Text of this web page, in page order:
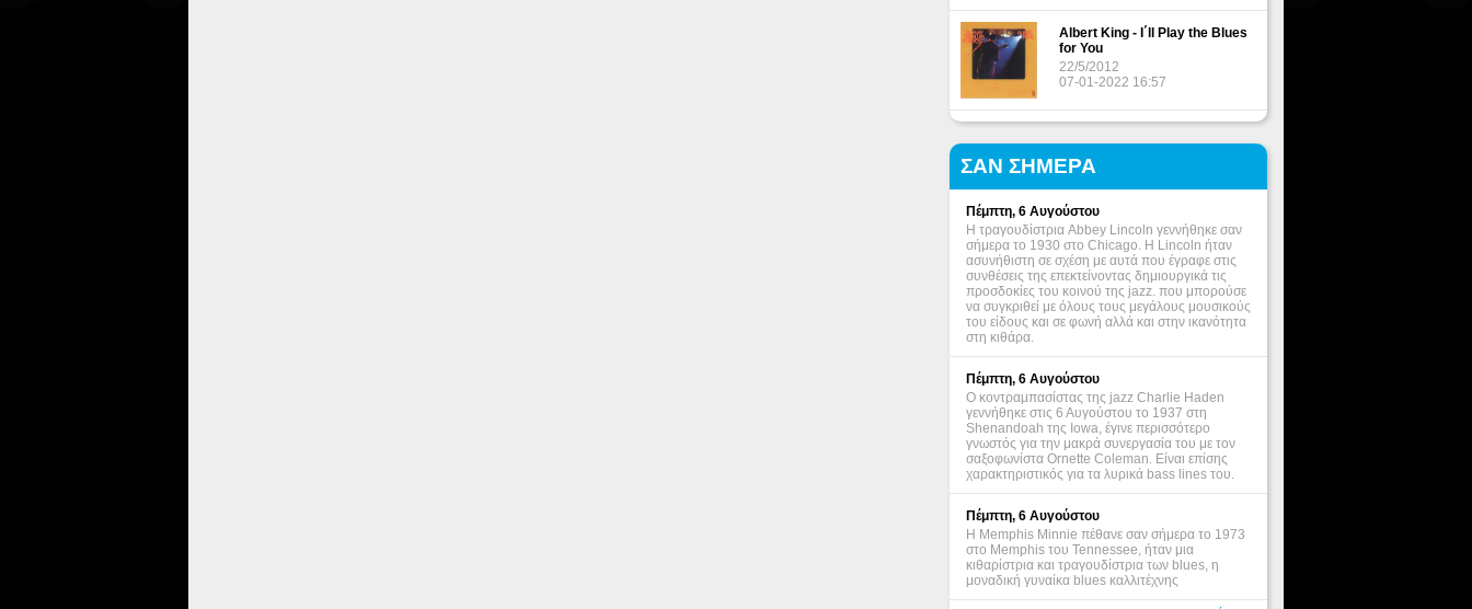
Albert King - I΄ll Play the Blues
for You
22/5/2012
07-01-2022 16:57
ΣΑΝ ΣΗΜΕΡΑ
Πέμπτη, 6 Αυγούστου
Η τραγουδίστρια Abbey Lincoln γεννήθηκε σαν
σήμερα το 1930 στο Chicago. Η Lincoln ήταν
ασυνήθιστη σε σχέση με αυτά που έγραφε στις
συνθέσεις της επεκτείνοντας δημιουργικά τις
προσδοκίες του κοινού της jazz. που μπορούσε
να συγκριθεί με όλους τους μεγάλους μουσικούς
του είδους και σε φωνή αλλά και στην ικανότητα
στη κιθάρα.
Πέμπτη, 6 Αυγούστου
Ο κοντραμπασίστας της jazz Charlie Haden
γεννήθηκε στις 6 Αυγούστου το 1937 στη
Shenandoah της Iowa, έγινε περισσότερο
γνωστός για την μακρά συνεργασία του με τον
σαξοφωνίστα Ornette Coleman. Είναι επίσης
χαρακτηριστικός για τα λυρικά bass lines του.
Πέμπτη, 6 Αυγούστου
Η Memphis Minnie πέθανε σαν σήμερα το 1973
στο Memphis του Tennessee, ήταν μια
κιθαρίστρια και τραγουδίστρια των blues, η
μοναδική γυναίκα blues καλλιτέχνης